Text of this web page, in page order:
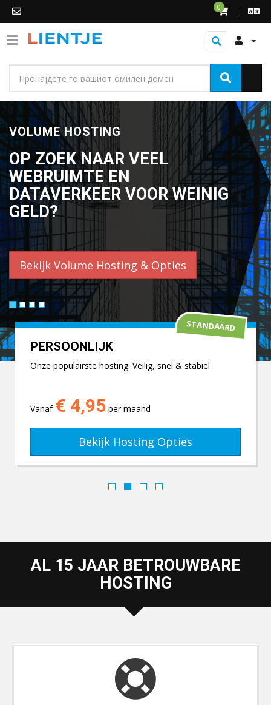
0
VOLUME HOSTING
OP ZOEK NAAR VEEL
WEBRUIMTE EN
DATAVERKEER VOOR WEINIG
GELD?
Bekijk Volume Hosting & Opties
PERSOONLIJK
Onze populairste hosting. Veilig, snel & stabiel.
Vanaf € 4,95 per maand
Bekijk Hosting Opties
STANDAARD
AL 15 JAAR BETROUWBARE
HOSTING